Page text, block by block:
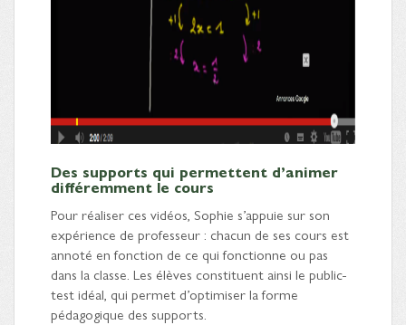
Des supports qui permettent d’animer
différemment le cours
Pour réaliser ces vidéos, Sophie s’appuie sur son
expérience de professeur : chacun de ses cours est
annoté en fonction de ce qui fonctionne ou pas
dans la classe. Les élèves constituent ainsi le public-
test idéal, qui permet d’optimiser la forme
pédagogique des supports.